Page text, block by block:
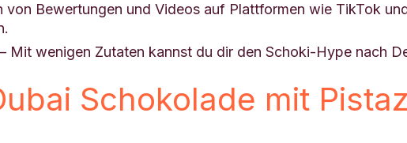
Bewertungen und Videos auf Plattformen wie TikTok
Mit wenigen Zutaten kannst du dir den Schoki-Hype nach
Schokolade mit